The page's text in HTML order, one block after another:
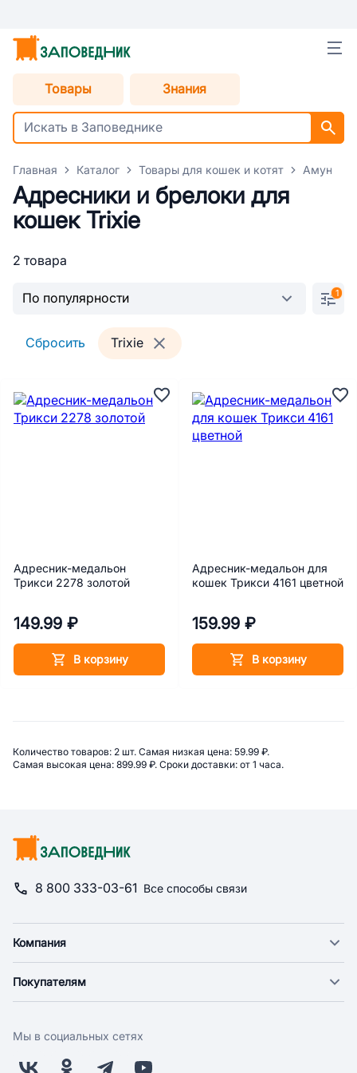
Товары Знания
Главная Каталог Товары для кошек и котят
Адресники и брелоки для
кошек Trixie
2 товара
1
Сбросить Trixie
Адресник-медальон
Трикси 2278 золотой
149.99 ₽
В корзину
Адресник-медальон для
кошек Трикси 4161 цветной
159.99 ₽
В корзину
Сводная информация по
Количество товаров: 2 шт. Самая низкая цена: 59.99 ₽.
Самая высокая цена: 899.99 ₽. Сроки доставки: от 1 часа.
8 800 333-03-61 Все способы связи
Компания
Новости
Поставщикам
Покупателям
Оплата
Мы в социальных сетях